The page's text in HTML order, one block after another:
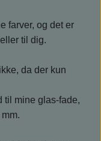
farver, og det er
til dig.
da der kun
til mine glas-fade,